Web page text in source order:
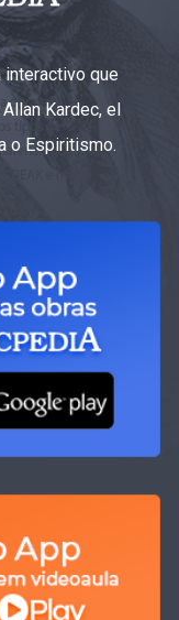
interactivo que
Kardec, el
o Espiritismo.